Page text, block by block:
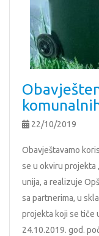
22/10/2019
Obavještavamo
se u okviru projekta
unija, a realizuje
sa partnerima, u
projekta koji se tiče
24.10.2019. god.